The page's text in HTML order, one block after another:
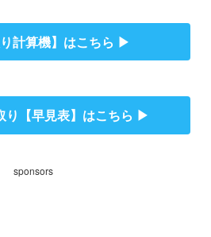
り計算機】はこちら ▶︎
り【早見表】はこちら ▶︎
sponsors